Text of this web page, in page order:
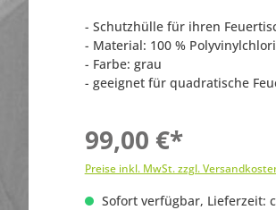
- Schutzhülle für ihren
- Material: 100 %
- Farbe: grau
- geeignet für quadratische
99,00 €*
Preise inkl. MwSt. zzgl.
Sofort verfügbar, Lieferzeit: